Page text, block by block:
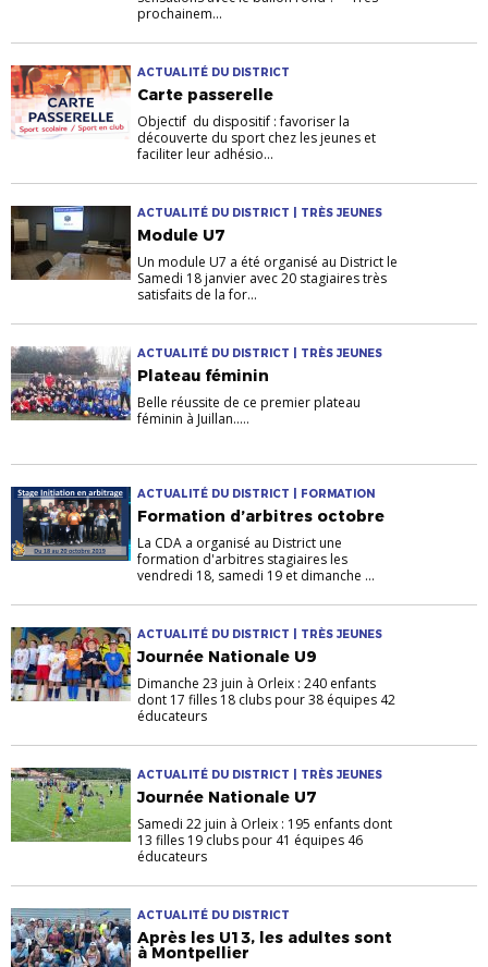
prochainem...
ACTUALITÉ DU DISTRICT
Carte passerelle
Objectif du dispositif : favoriser la
découverte du sport chez les jeunes et
faciliter leur adhésio...
ACTUALITÉ DU DISTRICT | TRÈS JEUNES
Module U7
Un module U7 a été organisé au District le
Samedi 18 janvier avec 20 stagiaires très
satisfaits de la for...
ACTUALITÉ DU DISTRICT | TRÈS JEUNES
Plateau féminin
Belle réussite de ce premier plateau
féminin à Juillan.....
ACTUALITÉ DU DISTRICT | FORMATION
Formation d’arbitres octobre
La CDA a organisé au District une
formation d'arbitres stagiaires les
vendredi 18, samedi 19 et dimanche ...
ACTUALITÉ DU DISTRICT | TRÈS JEUNES
Journée Nationale U9
Dimanche 23 juin à Orleix : 240 enfants
dont 17 filles 18 clubs pour 38 équipes 42
éducateurs
ACTUALITÉ DU DISTRICT | TRÈS JEUNES
Journée Nationale U7
Samedi 22 juin à Orleix : 195 enfants dont
13 filles 19 clubs pour 41 équipes 46
éducateurs
ACTUALITÉ DU DISTRICT
Après les U13, les adultes sont
à Montpellier